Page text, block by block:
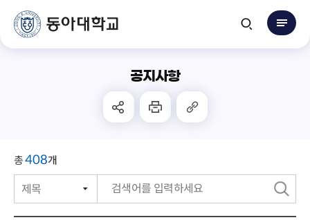
공지사항
총408개
검
색
번호
제목
작성자